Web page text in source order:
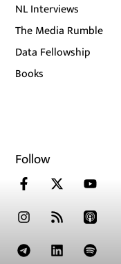
NL Interviews
The Media Rumble
Data Fellowship
Books
Follow